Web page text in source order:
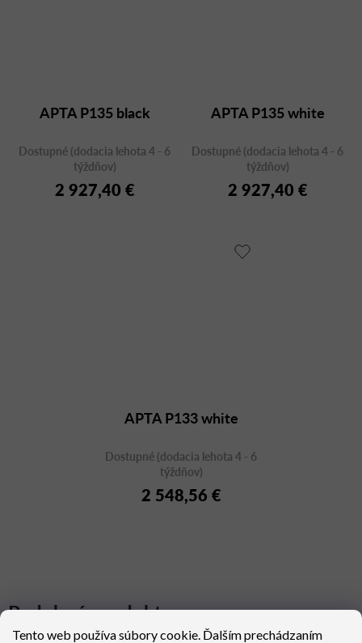
Tento web používa súbory cookie. Ďalším prechádzaním
APTA P135 black
Dostupné (dodacia lehota 4 - 6
týždňov)
2 927,40 €
APTA P135 white
Dostupné (dodacia lehota 4 - 6
týždňov)
2 927,40 €
APTA P133 white
Dostupné (dodacia lehota 4 - 6
týždňov)
2 548,56 €
Podobné produkty